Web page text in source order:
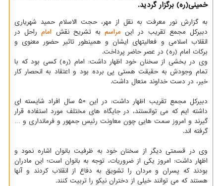
خمینی(ره) برگزار گردید.
به گزارش نور معرفت به نقل از مهر، حجت الاسلام حمید شهریاری
دبیرکل مجمع تقریب در این مراسمبه تشریح نقش امامراحل در
انقلاب اسلامی و فعالیتهای ایشان و همینطور تاثیر حضور معنوی و
برکات امام (ره) در عصر حاضر پرداخت.
وی در بخشی از سخنان خود اظهار داشت: امام (ره) کسی بود که با
تمام وجودش به حقیقت هستی پی برده بود و اعتقاد به انحصار کار
خیر، در دست خداوند متعال داشت.
دبیرکل مجمع تقریب اظهار داشت: در این ۵۰ سال افراد شایسته ای
داشته ایم که می توانستند، در جایگاه های مختلف مورد استفاده قرار
گیرند و امروز سمت هایی چون معاونت رئیس جمهور و فرمانداری و …
گرفته اند.
وی در قسمتی دیگر از سخنان خود به ظرفیت بانوان اشاره نمود و
اظهار داشت: امروز یکی از ضروریات، توجه به بانوان است؛ این مادران
بودند که پسران و مردان را تشویق به دفاع از انقلاب کردند و آنها
هستند که می توانند خیلی از دختران نیکو را تربیت کنند.